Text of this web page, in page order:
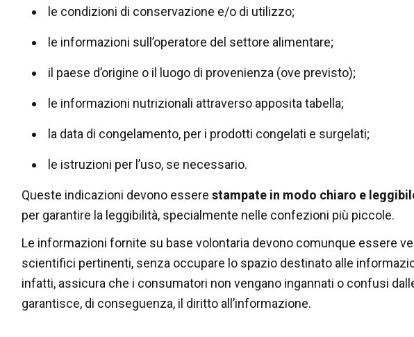
le condizioni di conservazione e/o di utilizzo;
le informazioni sull’operatore del settore alimentare;
il paese d’origine o il luogo di provenienza (ove previsto);
le informazioni nutrizionali attraverso apposita tabella;
la data di congelamento, per i prodotti congelati e surgelati;
le istruzioni per l’uso, se necessario.
Queste indicazioni devono essere stampate in modo chiaro e
per garantire la leggibilità, specialmente nelle confezioni più piccole.
Le informazioni fornite su base volontaria devono comunque essere
scientifici pertinenti, senza occupare lo spazio destinato alle
infatti, assicura che i consumatori non vengano ingannati o confusi
garantisce, di conseguenza, il diritto all’informazione.